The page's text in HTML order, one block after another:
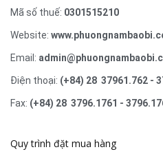
Mã số thuế: 0301515210
Website:
Email:
Điện thoại: (+84) 28 37961.762 -
Fax: (+84) 28 3796.1761 -
Quy trình đặt mua hàng